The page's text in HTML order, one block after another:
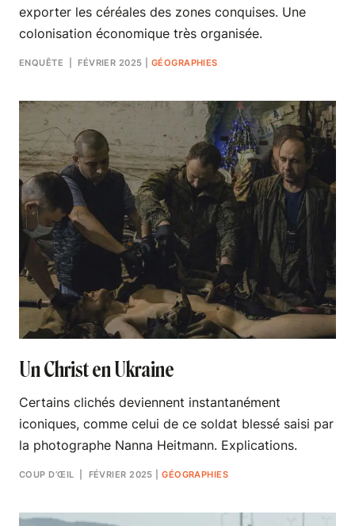
exporter les céréales des zones conquises. Une
colonisation économique très organisée.
ENQUÊTE | FÉVRIER 2025 GÉOGRAPHIES
Un Christ en Ukraine
Certains clichés deviennent instantanément
iconiques, comme celui de ce soldat blessé saisi par
la photographe Nanna Heitmann. Explications.
COUP D’ŒIL | FÉVRIER 2025 |GÉOGRAPHIES